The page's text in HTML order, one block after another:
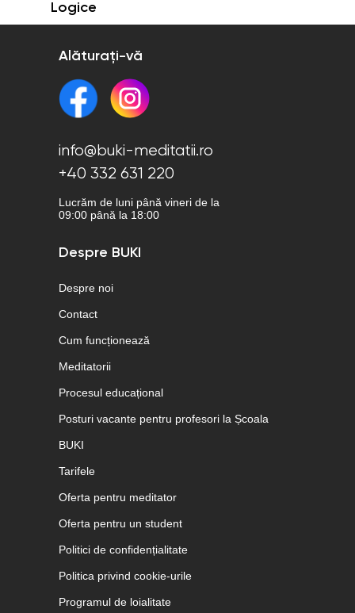
Logice
Alăturați-vă
info@buki-meditatii.ro
+40 332 631 220
Lucrăm de luni până vineri de la
09:00 până la 18:00
Despre BUKI
Despre noi
Contact
Cum funcționează
Meditatorii
Procesul educațional
Posturi vacante pentru profesori la Școala
BUKI
Tarifele
Oferta pentru meditator
Oferta pentru un student
Politici de confidențialitate
Politica privind cookie-urile
Programul de loialitate